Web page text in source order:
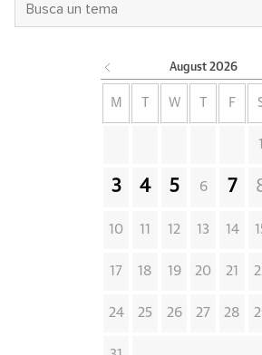
August 2026
M W F
1
3 4 5 6 7
10 11 12 13 14
17 18 19 20 21
24 25 26 27 28